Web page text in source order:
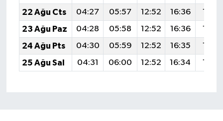
22 Ağu Cts
04:27 05:57 12:52 16:36
19:38
23 Ağu Paz
04:28 05:58 12:52 16:36
19:36
24 Ağu Pts
04:30 05:59 12:52 16:35
19:35
25 Ağu Sal
04:31 06:00 12:52 16:34 19:33